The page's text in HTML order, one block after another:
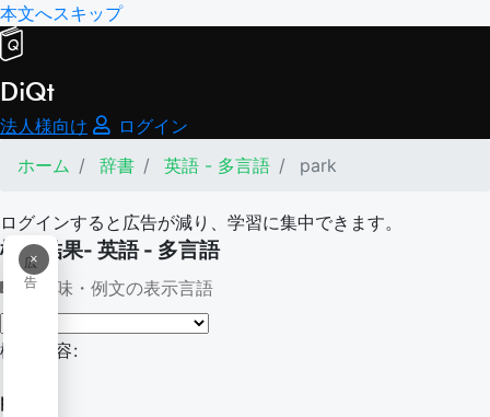
本文へスキップ
DiQt
法人様向け
ログイン
ホーム
辞書 英語 - 多言語 park
ログインすると広告が減り、学習に集中できます。
×
広
告
検索結果- 英語 - 多言語
意味・例文の表示言語
検索内容:
park